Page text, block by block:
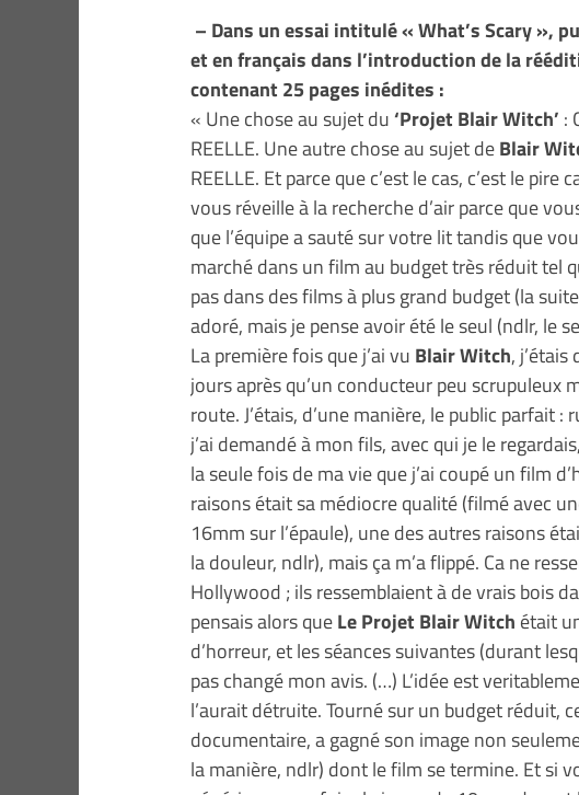
– Dans un essai intitulé « What’s Scary »,
et en français dans l’introduction de la
contenant 25 pages inédites :
« Une chose au sujet du‘Projet Blair Witch’ :
REELLE. Une autre chose au sujet deBlair
REELLE. Et parce que c’est le cas, c’est le
vous réveille à la recherche d’air parce que
que l’équipe a sauté sur votre lit tandis que
marché dans un film au budget très réduit tel
pas dans des films à plus grand budget (la
adoré, mais je pense avoir été le seul (ndlr, le
La première fois que j’ai vu Blair Witch,
jours après qu’un conducteur peu scrupuleux
route. J’étais, d’une manière, le public parfait
j’ai demandé à mon fils, avec qui je le
la seule fois de ma vie que j’ai coupé un film
raisons était sa médiocre qualité (filmé avec
16mm sur l’épaule), une des autres raisons
la douleur, ndlr), mais ça m’a flippé. Ca ne
Hollywood ; ils ressemblaient à de vrais bois
pensais alors queLe Projet Blair Witch était
d’horreur, et les séances suivantes (durant
pas changé mon avis. (…) L’idée est
l’aurait détruite. Tourné sur un budget réduit,
documentaire, a gagné son image non
la manière, ndlr) dont le film se termine. Et si